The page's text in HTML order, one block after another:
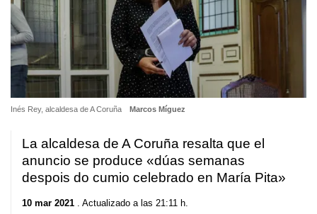
Inés Rey, alcaldesa de A Coruña Marcos Míguez
La alcaldesa de A Coruña resalta que el
anuncio se produce «dúas semanas
despois do cumio celebrado en María Pita»
10 mar 2021 . Actualizado a las 21:11 h.